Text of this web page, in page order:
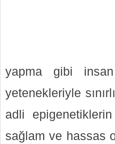
yapma gibi
yetenekleriyle
adli
sağlam ve hassas